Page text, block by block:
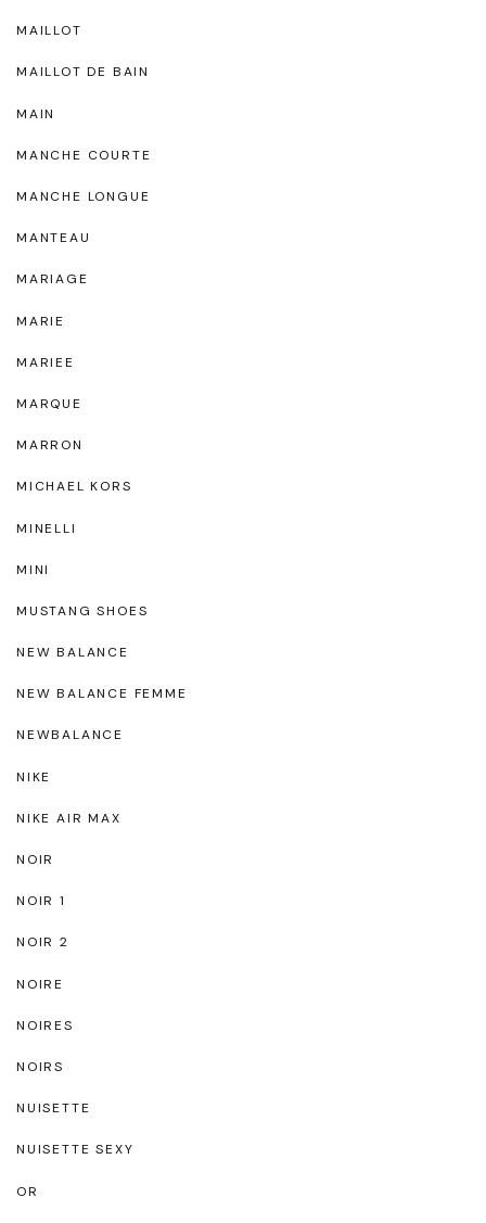
MAILLOT
MAILLOT DE BAIN
MAIN
MANCHE COURTE
MANCHE LONGUE
MANTEAU
MARIAGE
MARIE
MARIEE
MARQUE
MARRON
MICHAEL KORS
MINELLI
MINI
MUSTANG SHOES
NEW BALANCE
NEW BALANCE FEMME
NEWBALANCE
NIKE
NIKE AIR MAX
NOIR
NOIR 1
NOIR 2
NOIRE
NOIRES
NOIRS
NUISETTE
NUISETTE SEXY
OR